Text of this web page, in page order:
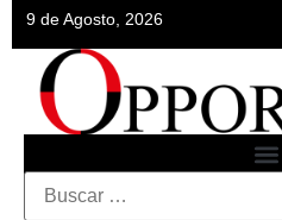
9 de Agosto, 2026